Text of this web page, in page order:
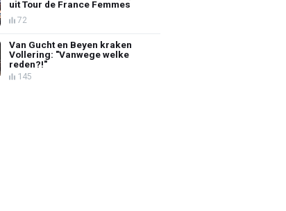
uit Tour de France Femmes
72
Van Gucht en Beyen kraken
Vollering: "Vanwege welke
reden?!"
145